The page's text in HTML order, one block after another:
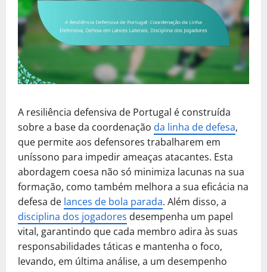
A resiliência defensiva de Portugal é construída
sobre a base da coordenação da linha de defesa,
que permite aos defensores trabalharem em
uníssono para impedir ameaças atacantes. Esta
abordagem coesa não só minimiza lacunas na sua
formação, como também melhora a sua eficácia na
defesa de lances de bola parada. Além disso, a
disciplina dos jogadores desempenha um papel
vital, garantindo que cada membro adira às suas
responsabilidades táticas e mantenha o foco,
levando, em última análise, a um desempenho